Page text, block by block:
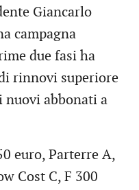
Giancarlo
campagna
due fasi ha
rinnovi superiore
nuovi abbonati a
euro, Parterre A,
Cost C, F 300